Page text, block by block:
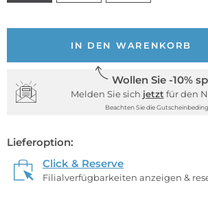
IN DEN WARENKORB
Wollen Sie -10%
Melden Sie sich jetzt für den
Beachten Sie die
Lieferoption:
Click & Reserve
Filialverfügbarkeiten anzeigen &